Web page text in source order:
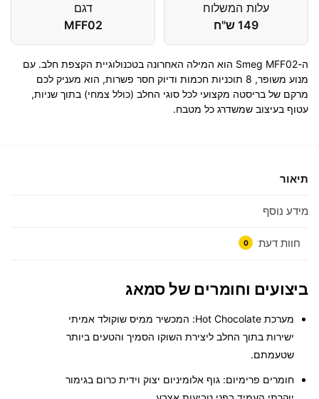
עלות המשלוח
149 ש"ח
דגם
MFF02
ה-Smeg MFF02 הוא המילה האחרונה בטכנולוגיית הקצפת חלב. עם
מנוע משופר, 8 תוכניות חכמות ודיוק חסר פשרות, הוא מעניק לכם
מרקם של בריסטה מקצועי לכל סוגי החלב (כולל צמחי) בתוך שניות,
עטוף בעיצוב שמשדרג כל מטבח.
תיאור
מידע נוסף
חוות דעת 0
ביצועים וחומרים של סמאג
מערכת Hot Chocolate:
המכשיר ממיס שוקולד אמיתי
ישירות בתוך החלב ליצירת השוקו הסמיך והטעים ביותר
שטעמתם.
חומרים פרימיום: גוף אלומיניום יצוק וידית כרום בגימור